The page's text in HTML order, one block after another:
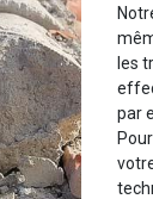
les
par